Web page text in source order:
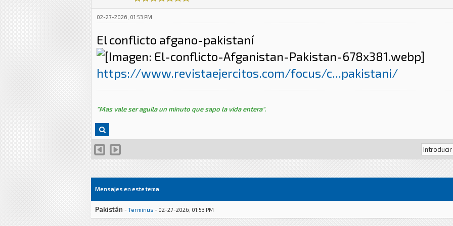
02-27-2026, 01:53 PM
El conflicto afgano-pakistaní
https://www.revistaejercitos.com/focus/c...pakistani/
"Mas vale ser aguila un minuto que sapo la vida entera".
Mensajes en este tema
Pakistán -Terminus - 02-27-2026, 01:53 PM